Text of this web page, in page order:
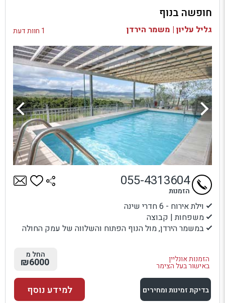
בדיקת זמינות ומחירים
חופשה בנוף
גליל עליון | משמר הירדן 1 חוות דעת
וילת אירוח - 6 חדרי שינה
משפחות | קבוצה
במשמר הירדן, מול הנוף הפתוח והשלווה של עמק החולה
הזמנות אונליין
באישור בעל הצימר
055-4313604
הזמנות
החל מ
₪6000
בדיקת זמינות ומחירים למידע נוסף